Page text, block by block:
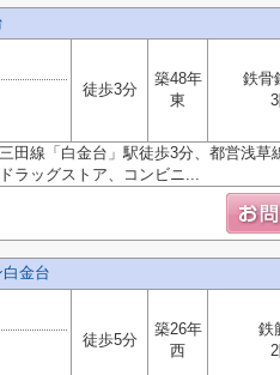
徒歩3分
築48年
東
鉄骨
田線「白金台」駅徒歩3分、都営浅草
ラッグストア、コンビニ...
金台
徒歩5分
築26年
西
鉄